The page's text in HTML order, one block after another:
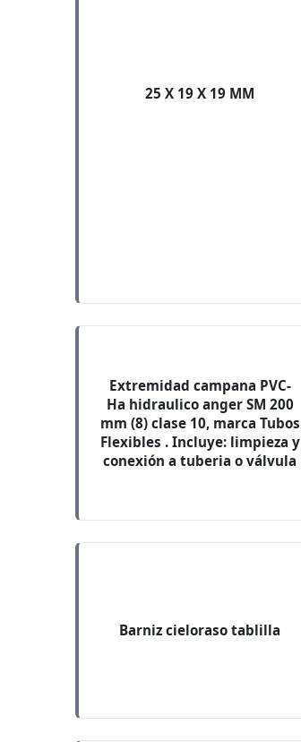
25 X 19 X 19 MM
Extremidad campana PVC-
Ha hidraulico anger SM 200
mm (8) clase 10, marca Tubos
Flexibles . Incluye: limpieza y
conexión a tuberia o válvula
Barniz cieloraso tablilla